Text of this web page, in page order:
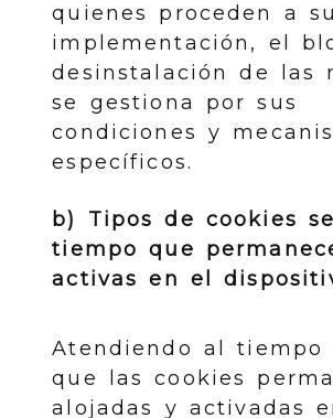
quienes proceden a su
implementación, el
desinstalación de las
se gestiona por sus
condiciones y
específicos.
b) Tipos de cookies
tiempo que
activas en el
Atendiendo al tiempo
que las cookies
alojadas y activadas